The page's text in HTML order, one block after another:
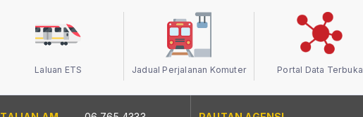
Laluan ETS Jadual Perjalanan Komuter Portal Data Terbuka